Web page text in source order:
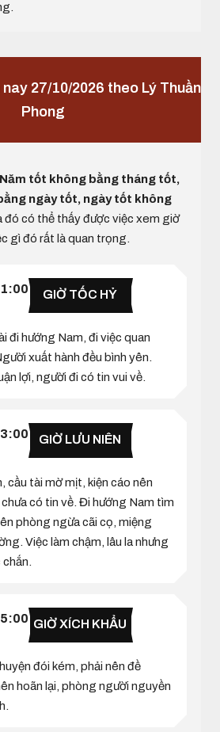
27/10/2026 theo Lý Thuần
Phong
tốt không bằng tháng tốt,
ngày tốt, ngày tốt không
đó có thể thấy được việc xem giờ
gì đó rất là quan trọng.
GIỜ TỐC HỶ
đi hướng Nam, đi việc quan
xuất hành đều bình yên.
lợi, người đi có tin vui về.
GIỜ LƯU NIÊN
cầu tài mờ mịt, kiện cáo nên
chưa có tin về. Đi hướng Nam tìm
phòng ngừa cãi cọ, miệng
Việc làm chậm, lâu la nhưng
GIỜ XÍCH KHẨU
đói kém, phải nên đề
hoãn lại, phòng người nguyền